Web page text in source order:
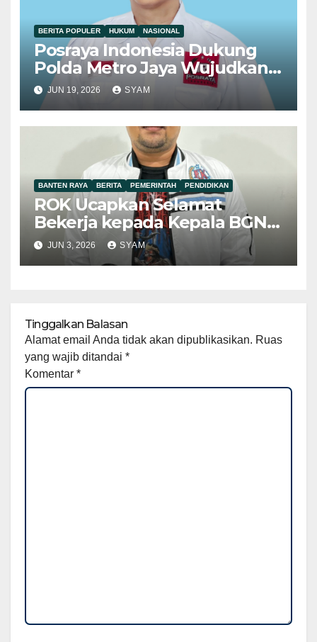
BERITA POPULER HUKUM NASIONAL
Posraya Indonesia Dukung
Polda Metro Jaya Wujudkan
Penegakan Hukum yang
Berkeadilan
JUN 19, 2026 SYAM
BANTEN RAYA BERITA PEMERINTAH PENDIDIKAN
ROK Ucapkan Selamat
Bekerja kepada Kepala BGN
Baru Nanik Sudaryati Deyang
JUN 3, 2026 SYAM
Tinggalkan Balasan
Alamat email Anda tidak akan dipublikasikan. Ruas
yang wajib ditandai *
Komentar *